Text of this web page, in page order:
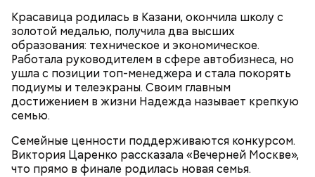
Красавица родилась в Казани, окончила школу с
золотой медалью, получила два высших
образования: техническое и экономическое.
Работала руководителем в сфере автобизнеса, но
ушла с позиции топ-менеджера и стала покорять
подиумы и телеэкраны. Своим главным
достижением в жизни Надежда называет крепкую
семью.
Семейные ценности поддерживаются конкурсом.
Виктория Царенко рассказала «Вечерней Москве»,
что прямо в финале родилась новая семья.
Ближе к делу